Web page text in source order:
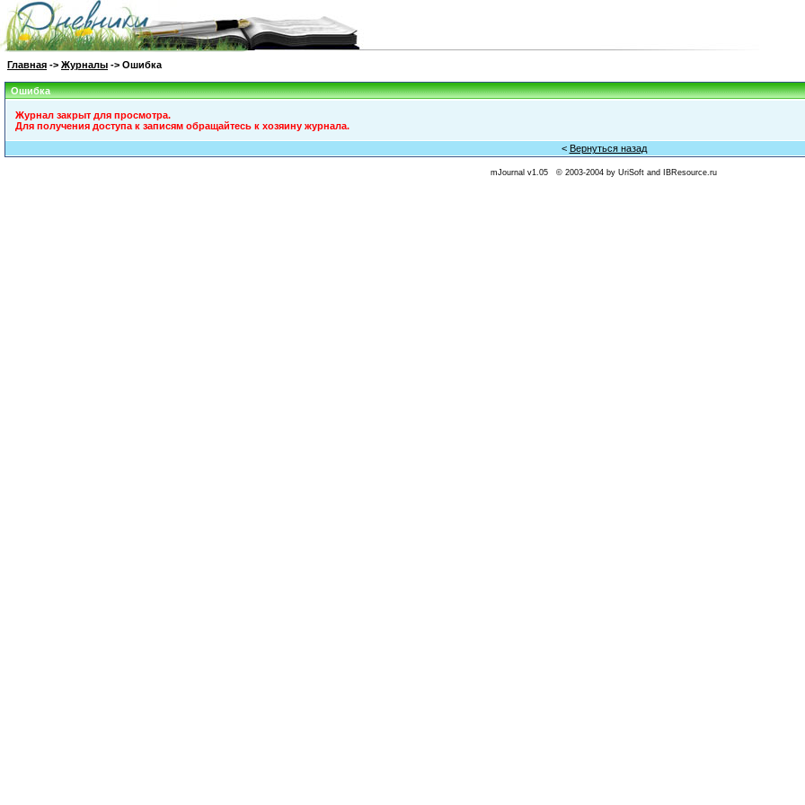
Главная -> Журналы -> Ошибка
Ошибка
Журнал закрыт для просмотра.
Для получения доступа к записям обращайтесь к хозяину журнала.
< Вернуться назад
mJournal v1.05 © 2003-2004 by UriSoft and IBResource.ru